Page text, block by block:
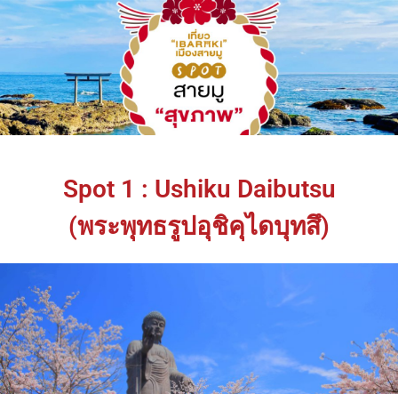
Spot 1 : Ushiku Daibutsu
(พระพุทธรูปอุชิคุไดบุทสึ)